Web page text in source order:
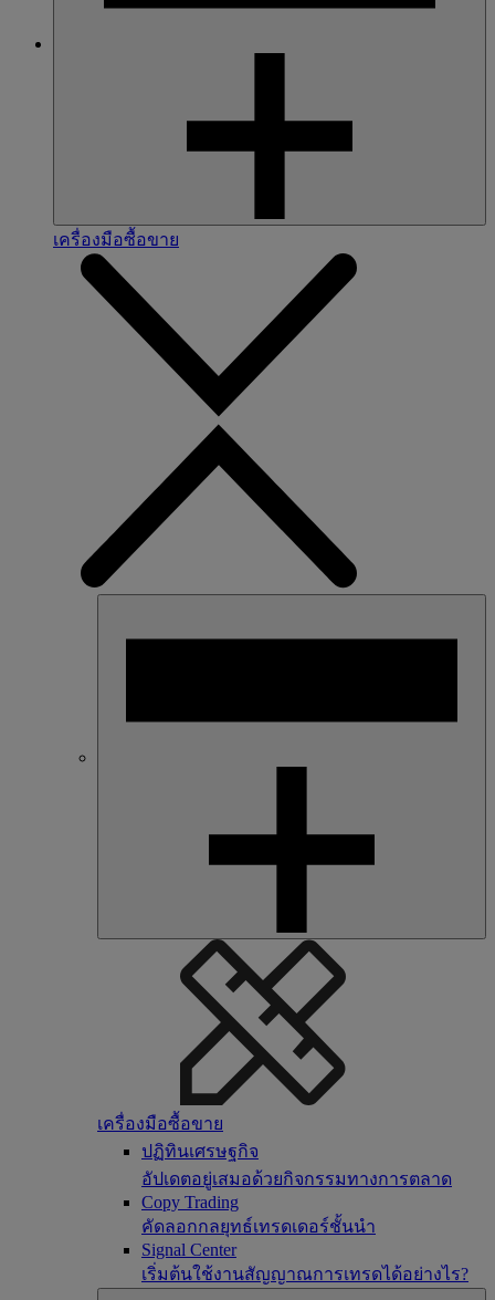
เครื่องมือซื้อขาย
เครื่องมือซื้อขาย
ปฏิทินเศรษฐกิจ
อัปเดตอยู่เสมอด้วยกิจกรรมทางการตลาด
Copy Trading
คัดลอกกลยุทธ์เทรดเดอร์ชั้นนำ
Signal Center
เริ่มต้นใช้งานสัญญาณการเทรดได้อย่างไร?